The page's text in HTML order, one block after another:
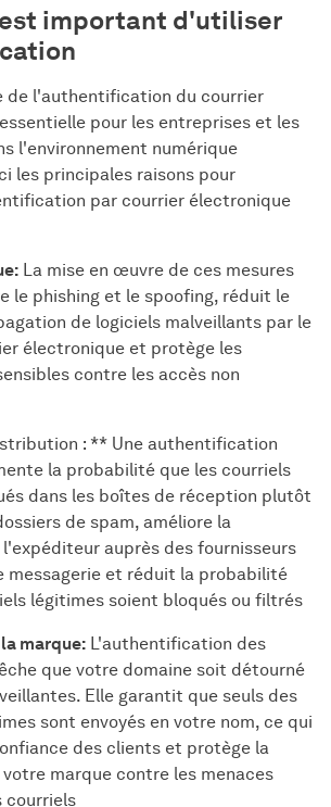
important d'utiliser
de l'authentification du courrier
pour les entreprises et les
l'environnement numérique
les principales raisons pour
par courrier électronique
La mise en œuvre de ces mesures
le phishing et le spoofing, réduit le
de logiciels malveillants par le
électronique et protège les
contre les accès non
: ** Une authentification
la probabilité que les courriels
dans les boîtes de réception plutôt
de spam, améliore la
auprès des fournisseurs
messagerie et réduit la probabilité
légitimes soient bloqués ou filtrés
marque: L'authentification des
que votre domaine soit détourné
Elle garantit que seuls des
sont envoyés en votre nom, ce qui
des clients et protège la
marque contre les menaces
courriels